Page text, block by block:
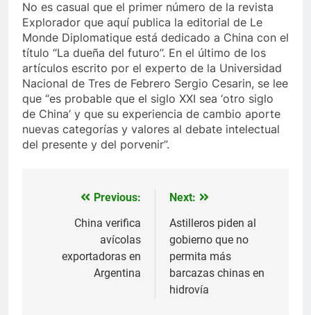
No es casual que el primer número de la revista
Explorador que aquí publica la editorial de Le
Monde Diplomatique está dedicado a China con el
título “La dueña del futuro”. En el último de los
artículos escrito por el experto de la Universidad
Nacional de Tres de Febrero Sergio Cesarin, se lee
que “es probable que el siglo XXI sea ‘otro siglo
de China’ y que su experiencia de cambio aporte
nuevas categorías y valores al debate intelectual
del presente y del porvenir”.
Navegación
entradas
Previous:
China verifica
avícolas
exportadoras en
Argentina
Next:
Astilleros piden al
gobierno que no
permita más
barcazas chinas en
hidrovía